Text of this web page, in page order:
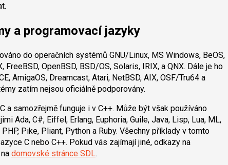
a programovací jazyky
do operačních systémů GNU/Linux, MS Windows, BeOS,
FreeBSD, OpenBSD, BSD/OS, Solaris, IRIX, a QNX. Dále je ho
AmigaOS, Dreamcast, Atari, NetBSD, AIX, OSF/Tru64 a
zatím nejsou oficiálně podporovány.
a samozřejmě funguje i v C++. Může být však používáno
Ada, C#, Eiffel, Erlang, Euphoria, Guile, Java, Lisp, Lua, ML,
Pike, Pliant, Python a Ruby. Všechny příklady v tomto
C nebo C++. Pokud vás zajímají jiné, odkazy na
domovské stránce SDL.